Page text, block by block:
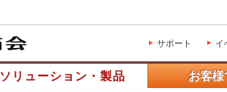
サポート イ
ソリューション・製品 お客様